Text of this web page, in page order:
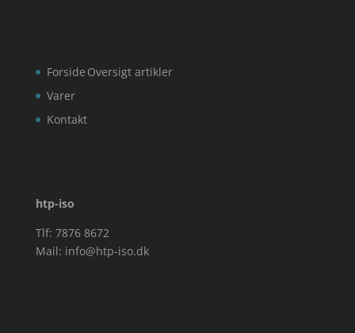
Forside
Varer
Kontakt
Oversigt artikler
htp-iso
Tlf: 7876 8672
Mail: info@htp-iso.dk